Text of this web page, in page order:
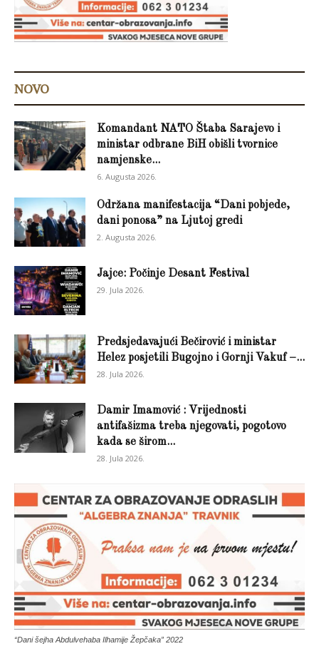
NOVO
Komandant NATO Štaba Sarajevo i
ministar odbrane BiH obišli tvornice
namjenske...
6. Augusta 2026.
Održana manifestacija “Dani pobjede,
dani ponosa” na Ljutoj gredi
2. Augusta 2026.
Jajce: Počinje Desant Festival
29. Jula 2026.
Predsjedavajući Bečirović i ministar
Helez posjetili Bugojno i Gornji Vakuf –...
28. Jula 2026.
Damir Imamović : Vrijednosti
antifašizma treba njegovati, pogotovo
kada se širom...
28. Jula 2026.
“Dani šejha Abdulvehaba Ilhamije Žepčaka” 2022